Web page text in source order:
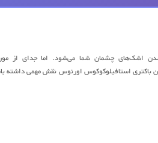
اشک‌های چشمان شما می‌شود. اما جدای از
باکتری استافیلوکوکوس اورئوس نقش مهمی داشته